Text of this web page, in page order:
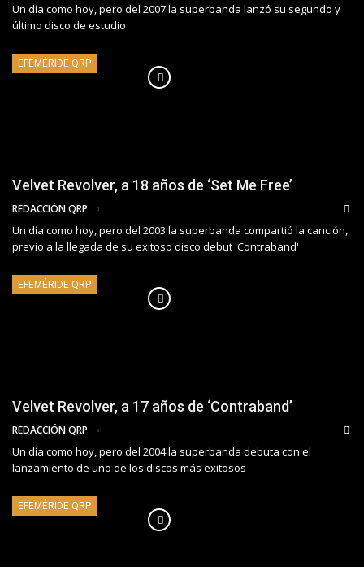
Un día como hoy, pero del 2007 la superbanda lanzó su segundo y
último disco de estudio
EFEMÉRIDE QRP
Velvet Revolver, a 18 años de ‘Set Me Free’
REDACCIÓN QRP
Un día como hoy, pero del 2003 la superbanda compartió la canción,
previo a la llegada de su exitoso disco debut 'Contraband'
EFEMÉRIDE QRP
Velvet Revolver, a 17 años de ‘Contraband’
REDACCIÓN QRP
Un día como hoy, pero del 2004 la superbanda debuta con el
lanzamiento de uno de los discos más exitosos
EFEMÉRIDE QRP